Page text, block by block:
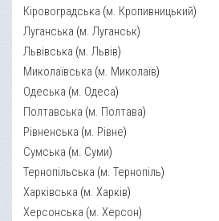
Кіровоградська (м. Кропивницький)
Луганська (м. Луганськ)
Львівська (м. Львів)
Миколаївська (м. Миколаїв)
Одеська (м. Одеса)
Полтавська (м. Полтава)
Рівненська (м. Рівне)
Сумська (м. Суми)
Тернопільська (м. Тернопіль)
Харківська (м. Харків)
Херсонська (м. Херсон)